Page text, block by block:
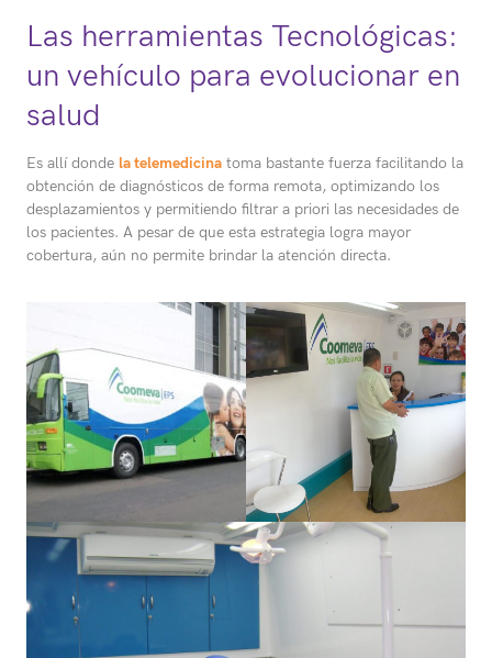
Las herramientas Tecnológicas:
un vehículo para evolucionar en
salud
Es allí donde la telemedicina toma bastante fuerza facilitando la
obtención de diagnósticos de forma remota, optimizando los
desplazamientos y permitiendo filtrar a priori las necesidades de
los pacientes. A pesar de que esta estrategia logra mayor
cobertura, aún no permite brindar la atención directa.